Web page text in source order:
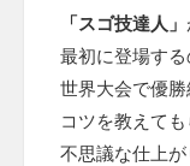
「スゴ技達人」
最初に登場する
世界大会で優
コツを教えて
不思議な仕上